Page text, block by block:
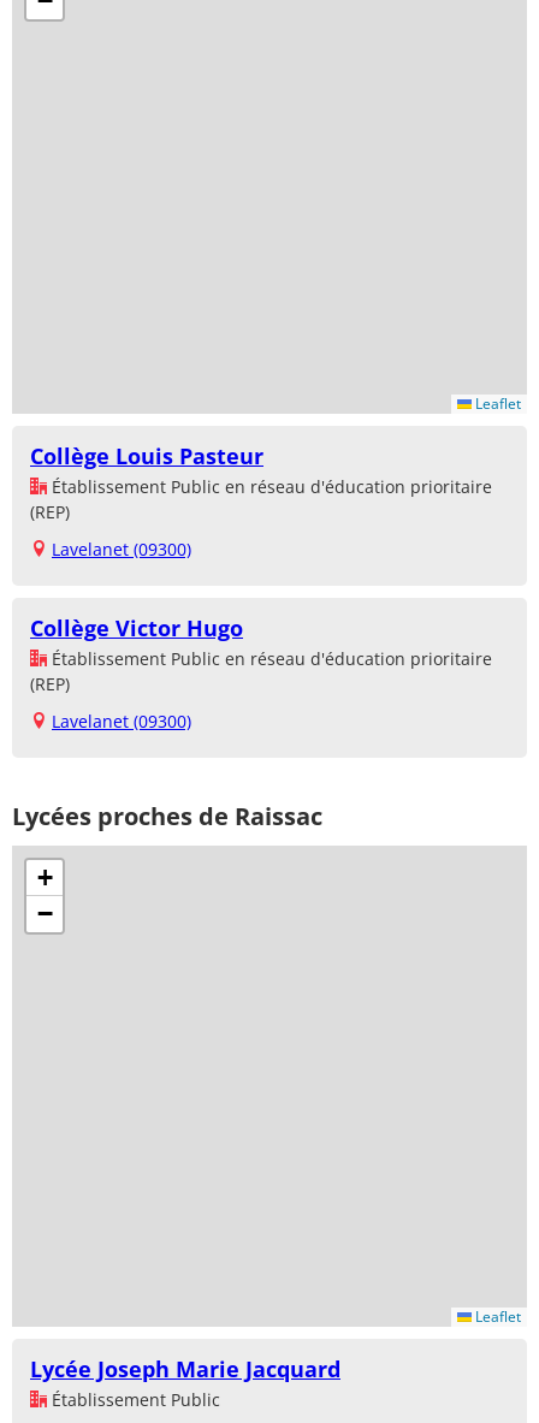
Leaflet
Collège Louis Pasteur
Établissement Public en réseau d'éducation prioritaire
(REP)
Lavelanet (09300)
Collège Victor Hugo
Établissement Public en réseau d'éducation prioritaire
(REP)
Lavelanet (09300)
Lycées proches de Raissac
+
−
Leaflet
Lycée Joseph Marie Jacquard
Établissement Public